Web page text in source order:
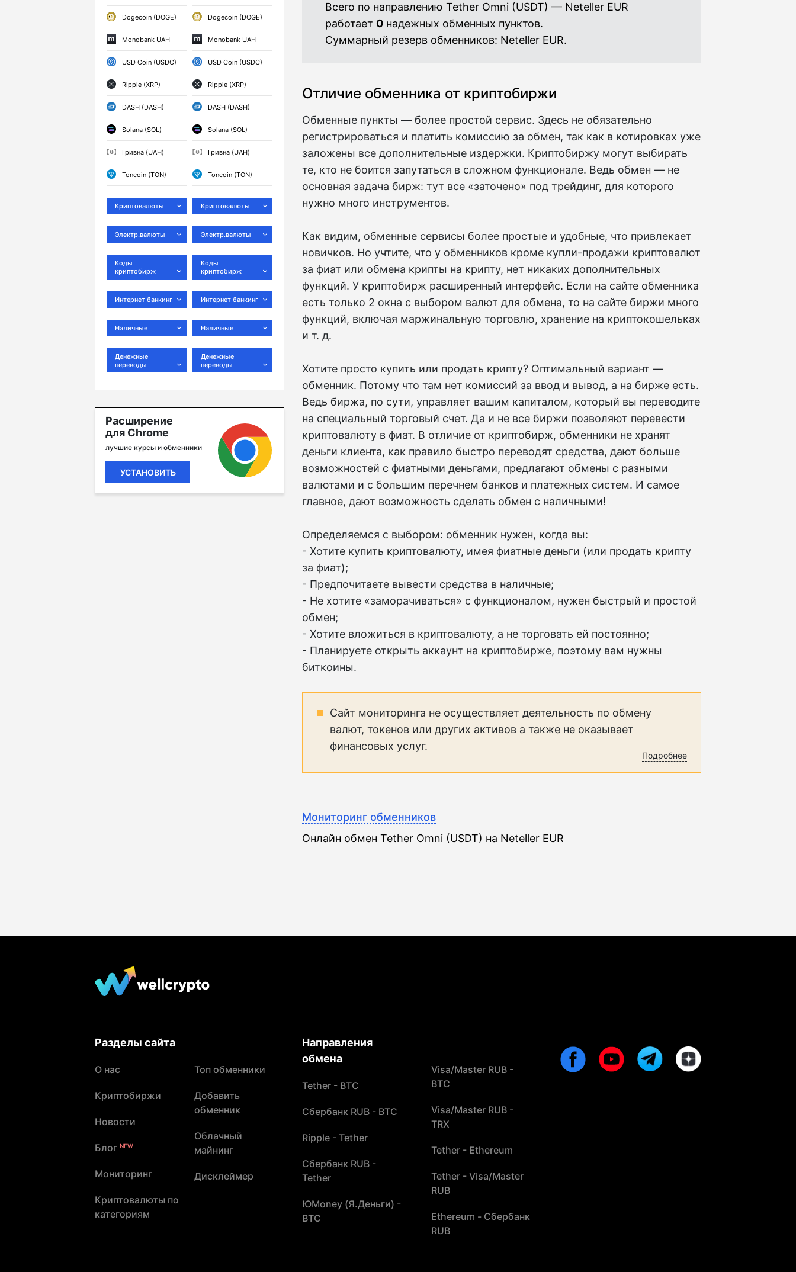
Dogecoin (DOGE)
Monobank UAH
USD Coin (USDC)
Ripple (XRP)
DASH (DASH)
Solana (SOL)
Гривна (UAH)
Toncoin (TON)
Криптовалюты
Электр.валюты
Коды
криптобирж
Интернет банкинг
Наличные
Денежные
переводы
Dogecoin (DOGE)
Monobank UAH
USD Coin (USDC)
Ripple (XRP)
DASH (DASH)
Solana (SOL)
Гривна (UAH)
Toncoin (TON)
Криптовалюты
Электр.валюты
Коды
криптобирж
Интернет банкинг
Наличные
Денежные
переводы
Расширение
для Chrome
лучшие курсы и обменники
УСТАНОВИТЬ
Всего по направлению Tether Omni (USDT) — Neteller EUR
работает 0 надежных обменных пунктов.
Суммарный резерв обменников: Neteller EUR.
Отличие обменника от криптобиржи
Обменные пункты — более простой сервис. Здесь не обязательно
регистрироваться и платить комиссию за обмен, так как в котировках уже
заложены все дополнительные издержки. Криптобиржу могут выбирать
те, кто не боится запутаться в сложном функционале. Ведь обмен — не
основная задача бирж: тут все «заточено» под трейдинг, для которого
нужно много инструментов.
Как видим, обменные сервисы более простые и удобные, что привлекает
новичков. Но учтите, что у обменников кроме купли-продажи криптовалют
за фиат или обмена крипты на крипту, нет никаких дополнительных
функций. У криптобирж расширенный интерфейс. Если на сайте обменника
есть только 2 окна с выбором валют для обмена, то на сайте биржи много
функций, включая маржинальную торговлю, хранение на криптокошельках
и т. д.
Хотите просто купить или продать крипту? Оптимальный вариант —
обменник. Потому что там нет комиссий за ввод и вывод, а на бирже есть.
Ведь биржа, по сути, управляет вашим капиталом, который вы переводите
на специальный торговый счет. Да и не все биржи позволяют перевести
криптовалюту в фиат. В отличие от криптобирж, обменники не хранят
деньги клиента, как правило быстро переводят средства, дают больше
возможностей с фиатными деньгами, предлагают обмены с разными
валютами и с большим перечнем банков и платежных систем. И самое
главное, дают возможность сделать обмен с наличными!
Определяемся с выбором: обменник нужен, когда вы:
- Хотите купить криптовалюту, имея фиатные деньги (или продать крипту
за фиат);
- Предпочитаете вывести средства в наличные;
- Не хотите «заморачиваться» с функционалом, нужен быстрый и простой
обмен;
- Хотите вложиться в криптовалюту, а не торговать ей постоянно;
- Планируете открыть аккаунт на криптобирже, поэтому вам нужны
биткоины.
Сайт мониторинга не осуществляет деятельность по обмену
валют, токенов или других активов а также не оказывает
финансовых услуг.
Подробнее
Мониторинг обменников
Онлайн обмен Tether Omni (USDT) на Neteller EUR
Разделы сайта
О нас
Криптобиржи
Новости
Блог NEW
Мониторинг
Криптовалюты по
категориям
Топ обменники
Добавить
обменник
Облачный
майнинг
Дисклеймер
Направления
обмена
Tether - BTC
Сбербанк RUB - BTC
Ripple - Tether
Сбербанк RUB -
Tether
ЮMoney (Я.Деньги) -
BTC
Visa/Master RUB -
BTC
Visa/Master RUB -
TRX
Tether - Ethereum
Tether - Visa/Master
RUB
Ethereum - Сбербанк
RUB